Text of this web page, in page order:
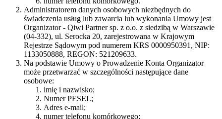
Administratorem danych osobowych niezbędnych do
świadczenia usług lub zawarcia lub wykonania Umowy jest
Organizator - Qiwi Partner sp. z o.o. z siedzibą w Warszawie
(04-332), ul. Serocka 20, zarejestrowana w Krajowym
Rejestrze Sądowym pod numerem KRS 0000950391, NIP:
1133050888, REGON: 521209633.
Na podstawie Umowy o Prowadzenie Konta Organizator
może przetwarzać w szczególności następujące dane
osobowe:
imię i nazwisko;
Numer PESEL;
Adres e-mail;
numer telefonu komórkowego;